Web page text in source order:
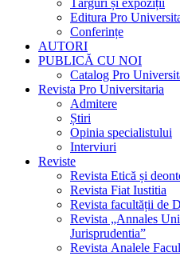
Târguri și expoziții
Editura Pro
Conferințe
AUTORI
PUBLICĂ CU NOI
Catalog Pro
Revista Pro Universitaria
Admitere
Știri
Opinia specialistului
Interviuri
Reviste
Revista Etică și
Revista Fiat Iustitia
Revista facultății de
Revista „Annales
Jurisprudentia”
Revista Analele